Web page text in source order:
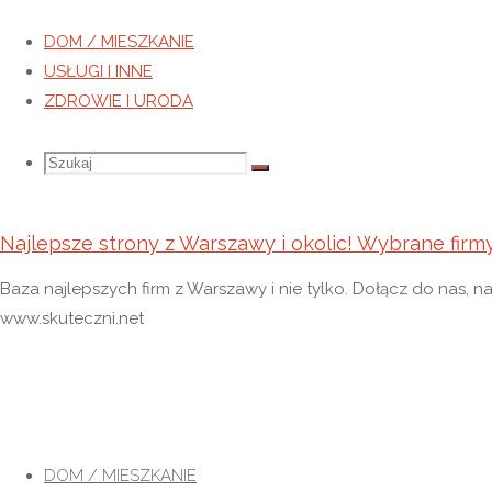
DOM / MIESZKANIE
USŁUGI I INNE
ZDROWIE I URODA
Szukaj
Szukaj:
Szukaj
Najlepsze strony z Warszawy i okolic! Wybrane
Baza najlepszych firm z Warszawy i nie tylko. Dołącz do nas,
www.skuteczni.net
DOM / MIESZKANIE